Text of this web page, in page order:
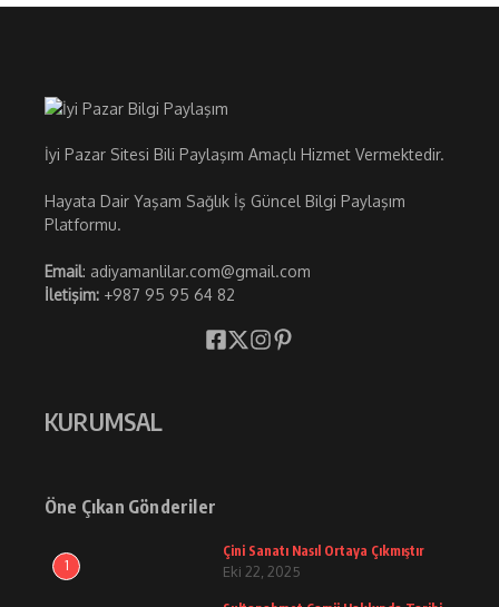
İyi Pazar Sitesi Bili Paylaşım Amaçlı Hizmet Vermektedir.
Hayata Dair Yaşam Sağlık İş Güncel Bilgi Paylaşım
Platformu.
Email: adiyamanlilar.com@gmail.com
İletişim: +987 95 95 64 82
KURUMSAL
Öne Çıkan Gönderiler
1
Çini Sanatı Nasıl Ortaya Çıkmıştır
Eki 22, 2025